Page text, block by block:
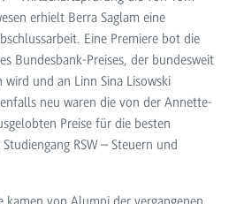
erhielt Berra Saglam eine
Eine Premiere bot die
Bundesbank-Preises, der bundesweit
und an Linn Sina Lisowski
neu waren die von der Annette-
Preise für die besten
RSW – Steuern und